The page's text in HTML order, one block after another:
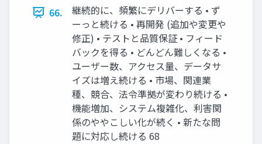
66.
継続的に、頻繁にデリバーする • ず
ーっと続ける • 再開発 (追加や変更や
修正) • テストと品質保証 • フィード
バックを得る • どんどん難しくなる •
ユーザー数、アクセス量、データサ
イズは増え続ける • 市場、関連業
種、競合、法令準拠が変わり続ける •
機能増加、システム複雑化、利害関
係のややこしい化が続く • 新たな問
題に対応し続ける 68